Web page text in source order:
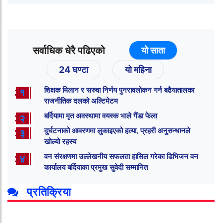
सर्वाधिक धेरै पढिएको
यो साता
24 घण्टा
यो महिना
१
शिक्षक मिलान र सरुवा निर्णय पुनरावलोकन गर्न बढैयातालका
राजनीतिक दलको अल्टिमेटम
२ बर्दियामा मृत अवस्थामा वयस्क भाले गैंडा फेला
३
दुर्घटनाको आवरणमा लुकाइएको हत्या, प्रहरी अनुसन्धानले
खोल्यो रहस्य
४
वन संरक्षणमा उल्लेखनीय सफलता हासिल गरेका डिभिजन वन
कार्यालय बर्दियाका प्रमुख सुवेदी सम्मानित
प्रतिक्रिया